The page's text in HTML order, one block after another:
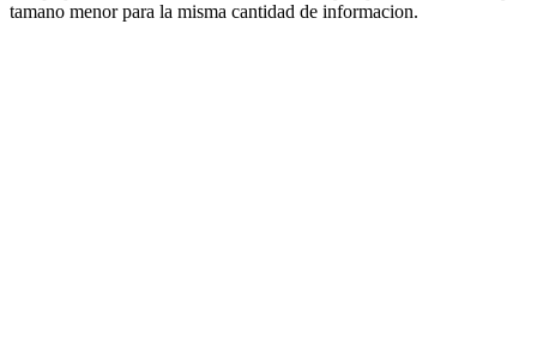
tamano menor para la misma cantidad de informacion.